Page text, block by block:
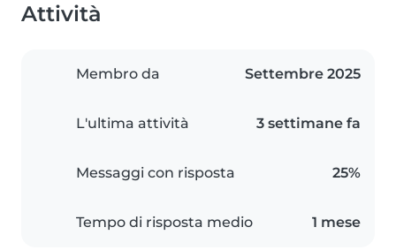
Attività
Membro da Settembre 2025
L'ultima attività 3 settimane fa
Messaggi con risposta 25%
Tempo di risposta medio 1 mese